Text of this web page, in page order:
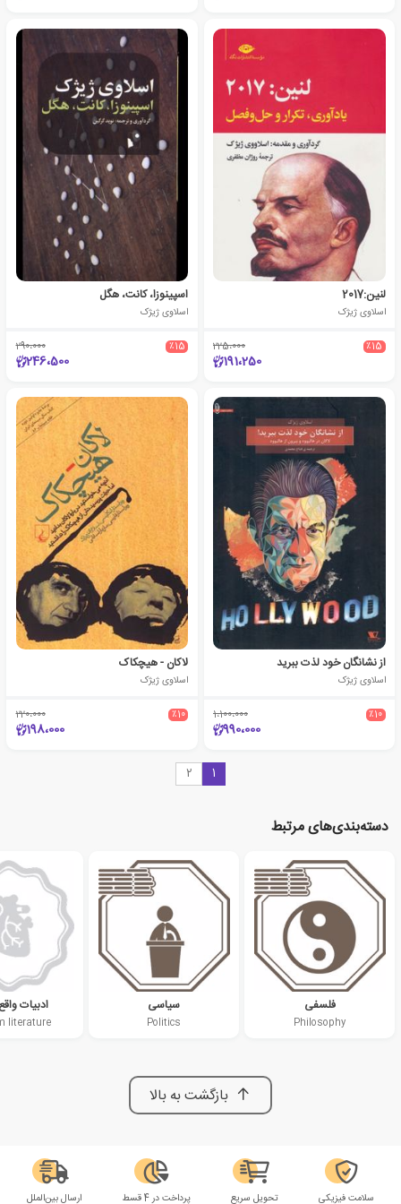
لنین:2017
اسلاوی ژیژک
٪15 225،000
191،250
اسپینوزا، کانت، هگل
اسلاوی ژیژک
٪15 290،000
246،500
از نشانگان خود لذت ببرید
اسلاوی ژیژک
٪10 1،100،000
990،000
لاکان - هیچکاک
اسلاوی ژیژک
٪10 220،000
198،000
1
2
دسته‌بندی‌های مرتبط
فلسفی
Philosophy
سیاسی
Politics
ادبیات
literature
بازگشت به بالا
سلامت فیزیکی تحویل سریع پرداخت در 4 قسط ارسال بین‌الملل